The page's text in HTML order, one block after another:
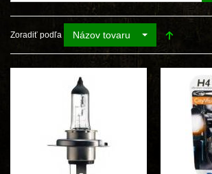
Zoradiť podľa Názov tovaru